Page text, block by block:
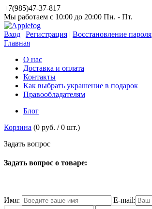
+7(985)47-37-817
Мы работаем c 10:00 до 20:00 Пн. - Пт.
Вход | Регистрация | Восстановление пароля
Главная
О нас
Доставка и оплата
Контакты
Как выбрать украшение в подарок
Правообладателям
Блог
Корзина (0 руб. /0 шт.)
Задать вопрос
Задать вопрос о товаре:
Имя: E-mail: